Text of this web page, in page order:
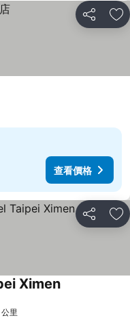
分享 加
查看價格
分享 加
Ximen
里